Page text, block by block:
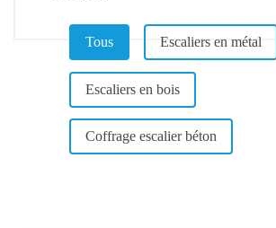
CATÉGORIE (PAGE DE
Tous Escaliers en métal
Escaliers en bois
Coffrage escalier béton